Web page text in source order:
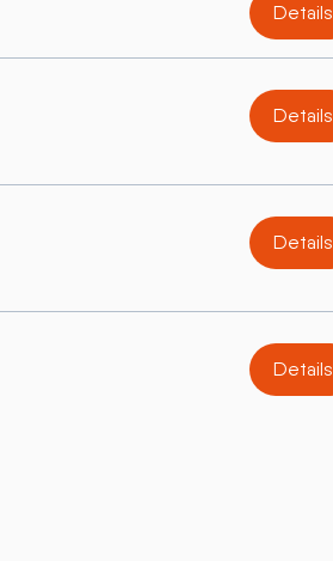
Details
Details
Details
Details